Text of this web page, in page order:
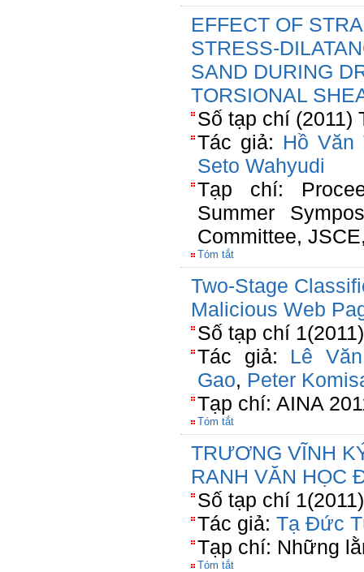
EFFECT OF
STRESS-
SAND DURING
TORSIONAL
Số tạp chí (2011)
Tác giả: Hồ Văn
Seto Wahyudi
Tạp chí:
Summer
Committee,
Tóm tắt
Two-Stage
Malicious Web
Số tạp chí
Tác giả: Lê
Gao, Peter
Tạp chí: AINA
Tóm tắt
TRƯƠNG VĨNH
RANH VĂN HỌC
Số tạp chí
Tác giả: Tạ Đức
Tạp chí: Những
Tóm tắt